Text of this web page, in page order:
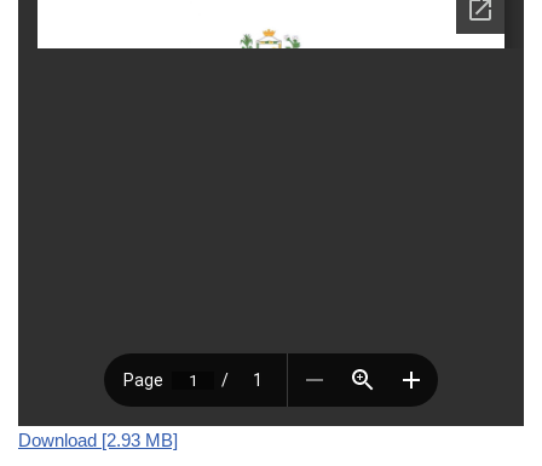
Download [2.93 MB]